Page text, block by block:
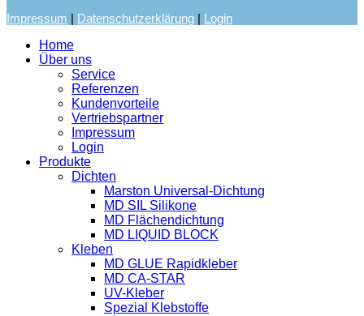
Impressum | Datenschutzerklärung | Login
Home
Über uns
Service
Referenzen
Kundenvorteile
Vertriebspartner
Impressum
Login
Produkte
Dichten
Marston Universal-Dichtung
MD SIL Silikone
MD Flächendichtung
MD LIQUID BLOCK
Kleben
MD GLUE Rapidkleber
MD CA-STAR
UV-Kleber
Spezial Klebstoffe